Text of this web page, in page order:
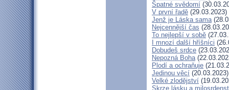
Špatné svědomí
V první řadě (29.03.2023)
Jenž je Láska sama
Nejcennější čas
To nejlepší v sobě
I mnozí další hříšníci
Dobudeš srdce
Nepozná Boha
Plodí a ochraňuje
Jedinou věcí (20.03.2023)
Velké zlodějství
Skrze lásku a